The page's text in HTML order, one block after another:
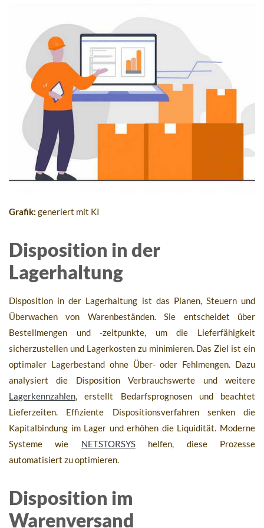
Grafik: generiert mit KI
Disposition in der
Lagerhaltung
Disposition in der Lagerhaltung ist das Planen, Steuern und
Überwachen von Warenbeständen. Sie entscheidet über
Bestellmengen und -zeitpunkte, um die Lieferfähigkeit
sicherzustellen und Lagerkosten zu minimieren. Das Ziel ist ein
optimaler Lagerbestand ohne Über- oder Fehlmengen. Dazu
analysiert die Disposition Verbrauchswerte und weitere
Lagerkennzahlen, erstellt Bedarfsprognosen und beachtet
Lieferzeiten. Effiziente Dispositionsverfahren senken die
Kapitalbindung im Lager und erhöhen die Liquidität. Moderne
Systeme wie NETSTORSYShelfen, diese Prozesse
automatisiert zu optimieren.
Disposition im
Warenversand